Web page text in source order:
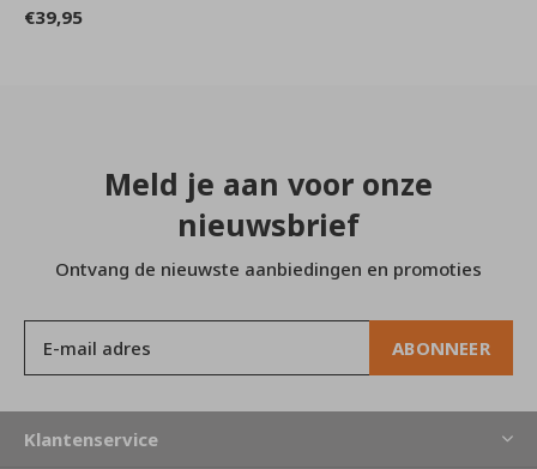
€39,95
Meld je aan voor onze
nieuwsbrief
Ontvang de nieuwste aanbiedingen en promoties
ABONNEER
Klantenservice